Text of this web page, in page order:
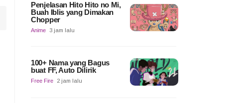
Penjelasan Hito Hito no Mi,
Buah Iblis yang Dimakan
Chopper
Anime 3 jam lalu
100+ Nama yang Bagus
buat FF, Auto Dilirik
Free Fire 2 jam lalu